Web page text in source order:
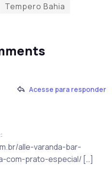
Tempero Bahia
Acesse para responder
alle-varanda-bar-
com-prato-especial/ […]